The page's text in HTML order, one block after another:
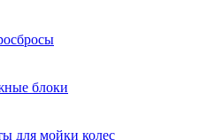
блоки
для мойки колес